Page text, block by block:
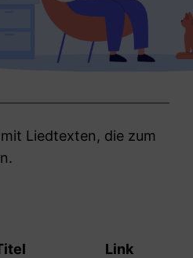
Liedtexten, die zum
Link